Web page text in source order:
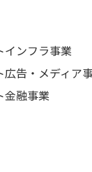
ンフラ事業
告・メディア
融事業